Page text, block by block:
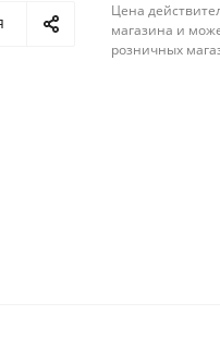
Цена
магазина и
розничных